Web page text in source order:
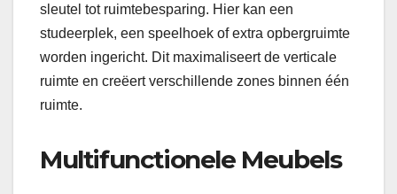
sleutel tot ruimtebesparing. Hier kan een
studeerplek, een speelhoek of extra opbergruimte
worden ingericht. Dit maximaliseert de verticale
ruimte en creëert verschillende zones binnen één
ruimte.
Multifunctionele Meubels